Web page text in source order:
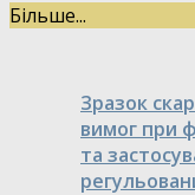
Більше...
Зразок
вимог при
та